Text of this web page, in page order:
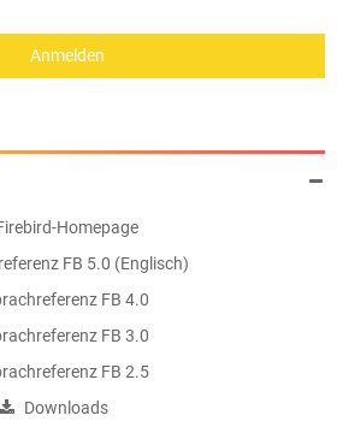
Homepage
FB 5.0 (Englisch)
FB 4.0
FB 3.0
FB 2.5
Downloads